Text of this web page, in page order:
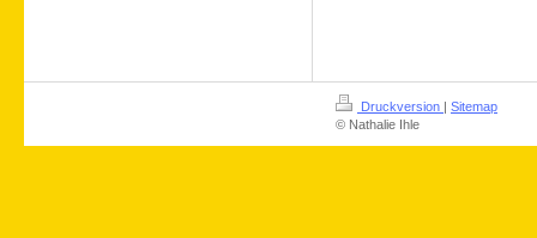
Druckversion
Sitemap
© Nathalie Ihle